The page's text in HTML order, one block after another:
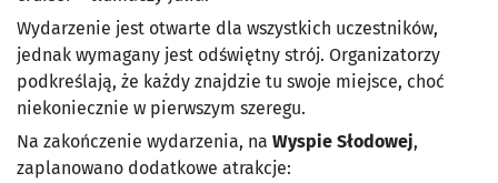
Wydarzenie jest otwarte dla wszystkich uczestników,
jednak wymagany jest odświętny strój. Organizatorzy
podkreślają, że każdy znajdzie tu swoje miejsce, choć
niekoniecznie w pierwszym szeregu.
Na zakończenie wydarzenia, na Wyspie Słodowej,
zaplanowano dodatkowe atrakcje: